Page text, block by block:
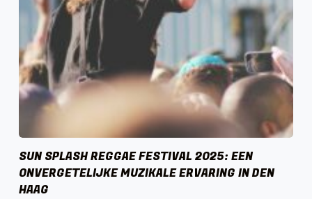
SUN SPLASH REGGAE FESTIVAL 2025: EEN
ONVERGETELIJKE MUZIKALE ERVARING IN DEN
HAAG